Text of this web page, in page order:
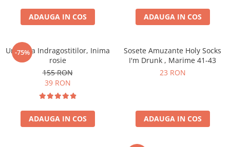
ADAUGA IN COS ADAUGA IN COS
-75%
Umbrela Indragostitilor, Inima
rosie
155 RON
39 RON
ADAUGA IN COS
Sosete Amuzante Holy Socks
I'm Drunk , Marime 41-43
23 RON
ADAUGA IN COS